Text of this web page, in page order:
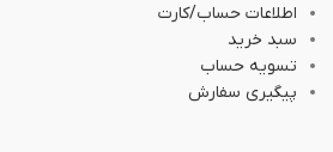
اطلاعات حساب/کارت
سبد خرید
تسویه حساب
پیگیری سفارش